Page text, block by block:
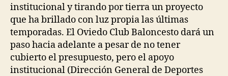
institucional y tirando por tierra un proyecto
que ha brillado con luz propia las últimas
temporadas. El Oviedo Club Baloncesto dará un
paso hacia adelante a pesar de no tener
cubierto el presupuesto, pero el apoyo
institucional (Dirección General de Deportes